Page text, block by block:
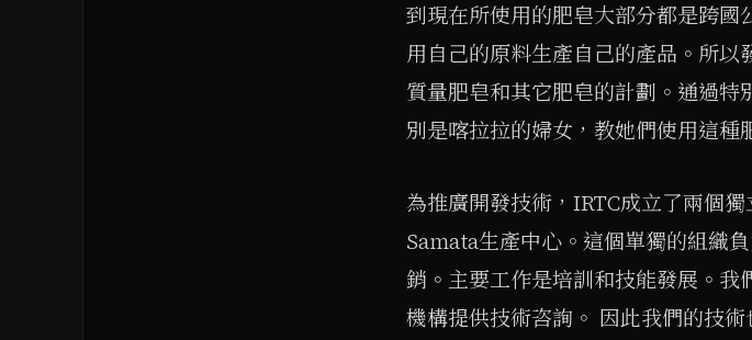
到現在所使用的肥皂大部分都是跨
用自己的原料生產自己的產品。所
質量肥皂和其它肥皂的計劃。通過
別是喀拉拉的婦女，教她們使用這種
為推廣開發技術，IRTC成立了兩個
Samata生產中心。這個單獨的組織
銷。主要工作是培訓和技能發展。
機構提供技術咨詢。 因此我們的技